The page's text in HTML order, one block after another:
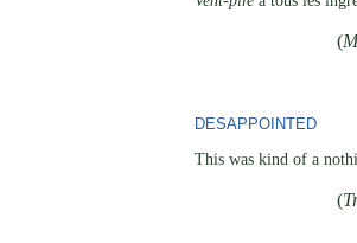
(
DESAPPOINTED
This was kind of a
(